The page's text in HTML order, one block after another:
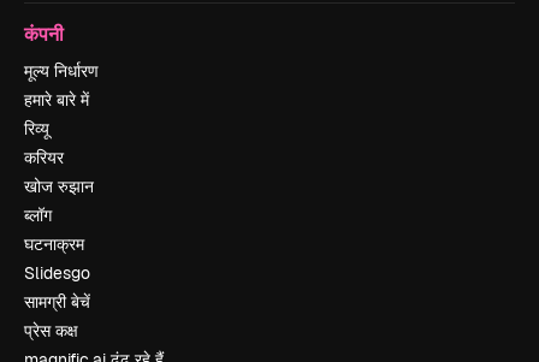
कंपनी
मूल्य निर्धारण
हमारे बारे में
रिव्यू
करियर
खोज रुझान
ब्लॉग
घटनाक्रम
Slidesgo
सामग्री बेचें
प्रेस कक्ष